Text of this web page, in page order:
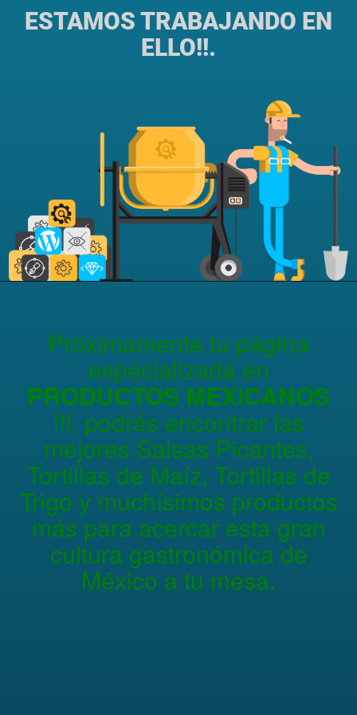
ESTAMOS TRABAJANDO EN
ELLO!!.
Próximamente tu página
especializada en
PRODUCTOS MEXICANOS
!!!, podrás encontrar las
mejores Salsas Picantes,
Tortillas de Maíz, Tortillas de
Trigo y muchísimos productos
más para acercar esta gran
cultura gastronómica de
México a tu mesa.